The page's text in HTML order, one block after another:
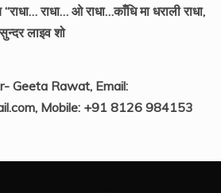
राधा… ओ राधा…काँधि मा धराली राधा,
लाइव शो
Geeta Rawat, Email:
Mobile: +91 8126 984153